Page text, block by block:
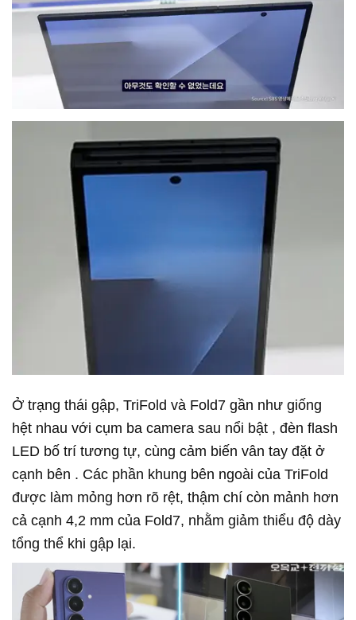
Ở trạng thái gập, TriFold và Fold7 gần như giống
hệt nhau với cụm ba camera sau nổi bật , đèn flash
LED bố trí tương tự, cùng cảm biến vân tay đặt ở
cạnh bên . Các phần khung bên ngoài của TriFold
được làm mỏng hơn rõ rệt, thậm chí còn mảnh hơn
cả cạnh 4,2 mm của Fold7, nhằm giảm thiểu độ dày
tổng thể khi gập lại.